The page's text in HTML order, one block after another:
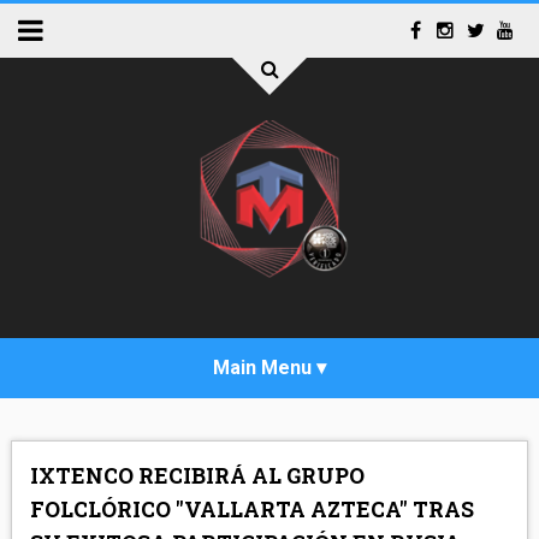
IXTENCO RECIBIRÁ AL GRUPO
FOLCLÓRICO "VALLARTA AZTECA" TRAS